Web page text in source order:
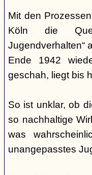
Mit den
Köln die
Jugendverhalten“
Ende 1942
geschah, liegt bis
So ist unklar, ob
so nachhaltige
was
unangepasstes